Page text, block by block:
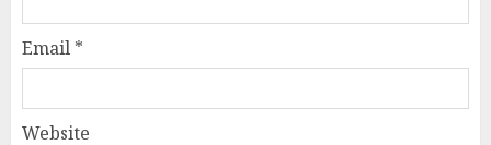
Email *
Website